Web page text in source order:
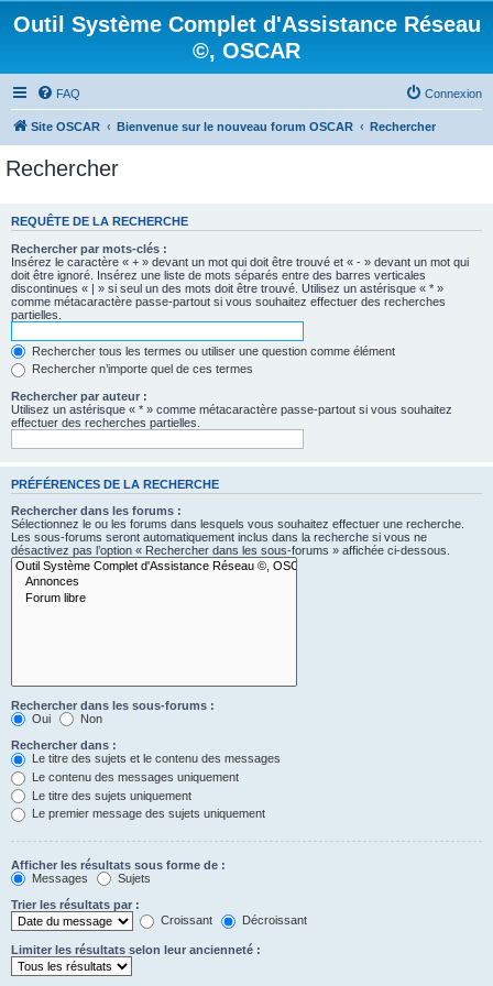
Outil Système Complet d'Assistance Réseau
©, OSCAR
FAQ Connexion
Site OSCAR Bienvenue sur le nouveau forum OSCAR Rechercher
Rechercher
REQUÊTE DE LA RECHERCHE
Rechercher par mots-clés :
Insérez le caractère « + » devant un mot qui doit être trouvé et « - » devant un mot qui
doit être ignoré. Insérez une liste de mots séparés entre des barres verticales
discontinues « | » si seul un des mots doit être trouvé. Utilisez un astérisque « * »
comme métacaractère passe-partout si vous souhaitez effectuer des recherches
partielles.
Rechercher tous les termes ou utiliser une question comme élément
Rechercher n’importe quel de ces termes
Rechercher par auteur :
Utilisez un astérisque « * » comme métacaractère passe-partout si vous souhaitez
effectuer des recherches partielles.
PRÉFÉRENCES DE LA RECHERCHE
Rechercher dans les forums :
Sélectionnez le ou les forums dans lesquels vous souhaitez effectuer une recherche.
Les sous-forums seront automatiquement inclus dans la recherche si vous ne
désactivez pas l’option « Rechercher dans les sous-forums » affichée ci-dessous.
Rechercher dans les sous-forums :
Oui
Non
Rechercher dans :
Le titre des sujets et le contenu des messages
Le contenu des messages uniquement
Le titre des sujets uniquement
Le premier message des sujets uniquement
Afficher les résultats sous forme de :
Messages
Sujets
Trier les résultats par :
Croissant
Décroissant
Limiter les résultats selon leur ancienneté :